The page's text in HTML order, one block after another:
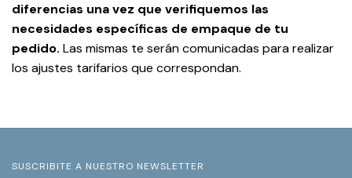
diferencias una vez que verifiquemos las
necesidades específicas de empaque de tu
pedido. Las mismas te serán comunicadas para realizar
los ajustes tarifarios que correspondan.
SUSCRIBITE A NUESTRO NEWSLETTER